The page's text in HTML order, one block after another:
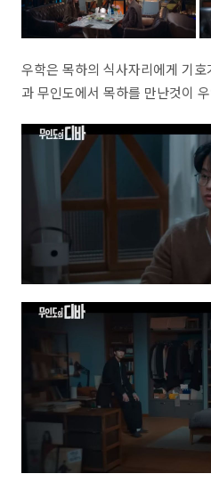
우학은 목하의 식사자리에게 기
과 무인도에서 목하를 만난것이